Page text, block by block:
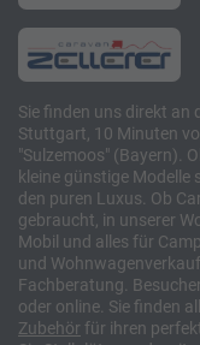
Sie finden uns direkt an
Stuttgart, 10 Minuten
"Sulzemoos" (Bayern).
kleine günstige Modelle
den puren Luxus. Ob
gebraucht, in unserer
Mobil und alles für
und
Fachberatung.
oder online. Sie finden
Zubehör für ihren